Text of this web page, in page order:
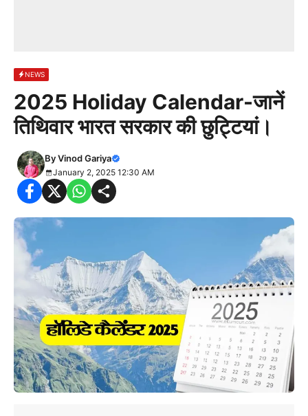
NEWS
2025 Holiday Calendar-जानें
तिथिवार भारत सरकार की छुट्टियां।
ByVinod Gariya
January 2, 2025 12:30 AM